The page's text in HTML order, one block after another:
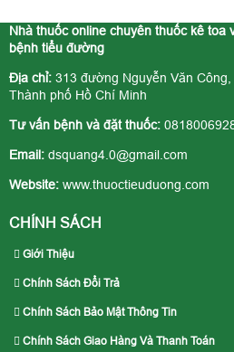
Nhà thuốc online chuyên thuốc kê toa
bệnh tiểu đường
Địa chỉ: 313 đường Nguyễn Văn
Thành phố Hồ Chí Minh
Tư vấn bệnh và đặt thuốc:
Email: dsquang4.0@gmail.com
Website: www.thuoctieuduong.com
CHÍNH SÁCH
Giới Thiệu
Chính Sách Đổi Trả
Chính Sách Bảo Mật Thông Tin
Chính Sách Giao Hàng Và Thanh Toán